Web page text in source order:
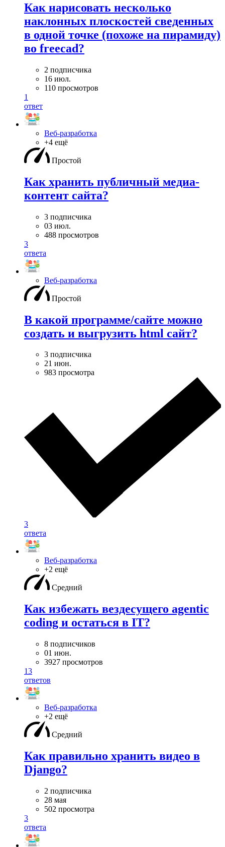
Как нарисовать несколько
наклонных плоскостей сведенных
в одной точке (похоже на пирамиду)
во freecad?
2 подписчика
16 июл.
110 просмотров
1
ответ
Веб-разработка
+4 ещё
Простой
Как хранить публичный медиа-
контент сайта?
3 подписчика
03 июл.
488 просмотров
3
ответа
Веб-разработка
Простой
В какой программе/сайте можно
создать и выгрузить html сайт?
3 подписчика
21 июн.
983 просмотра
3
ответа
Веб-разработка
+2 ещё
Средний
Как избежать вездесущего agentic
coding и остаться в IT?
8 подписчиков
01 июн.
3927 просмотров
13
ответов
Веб-разработка
+2 ещё
Средний
Как правильно хранить видео в
Django?
2 подписчика
28 мая
502 просмотра
3
ответа